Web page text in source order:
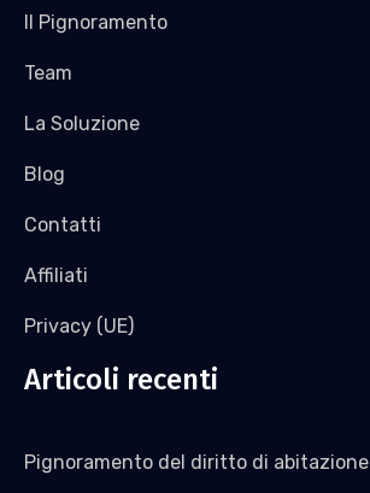
Il Pignoramento
Team
La Soluzione
Blog
Contatti
Affiliati
Privacy (UE)
Articoli recenti
Pignoramento del diritto di abitazione